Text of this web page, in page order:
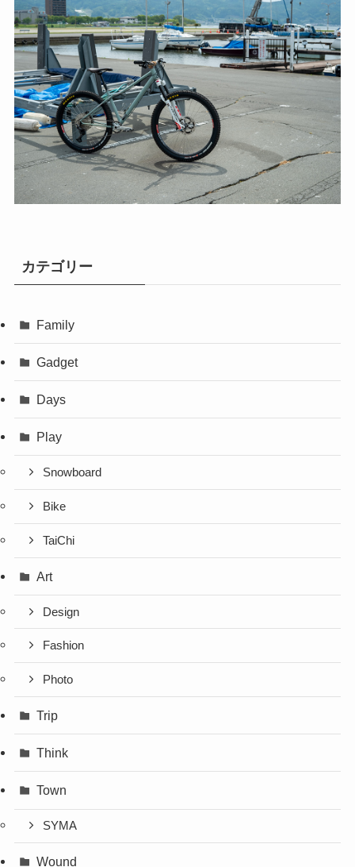
カテゴリー
Family
Gadget
Days
Play
Snowboard
Bike
TaiChi
Art
Design
Fashion
Photo
Trip
Think
Town
SYMA
Wound